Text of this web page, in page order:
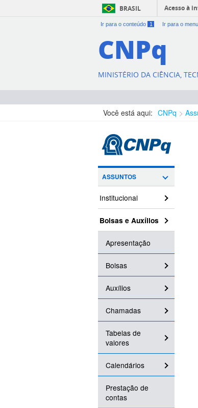
BRASIL Acesso à
Ir para o conteúdo 1 Ir para o menu
CNPq
MINISTÉRIO DA CIÊNCIA,
Você está aqui: CNPq
ASSUNTOS
Institucional
Bolsas e Auxílios
Apresentação
Bolsas
Auxílios
Chamadas
Tabelas de
valores
Calendários
Prestação de
contas